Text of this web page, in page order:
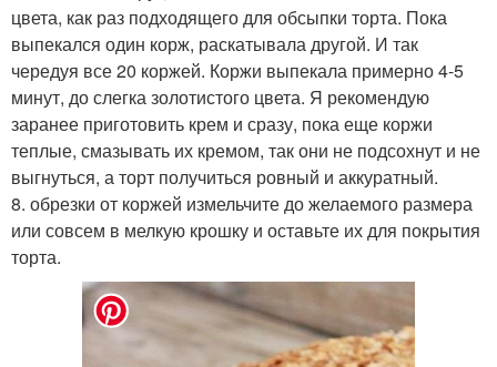
цвета, как раз подходящего для обсыпки торта. Пока
выпекался один корж, раскатывала другой. И так
чередуя все 20 коржей. Коржи выпекала примерно 4-5
минут, до слегка золотистого цвета. Я рекомендую
заранее приготовить крем и сразу, пока еще коржи
теплые, смазывать их кремом, так они не подсохнут и не
выгнуться, а торт получиться ровный и аккуратный.
8. обрезки от коржей измельчите до желаемого размера
или совсем в мелкую крошку и оставьте их для покрытия
торта.